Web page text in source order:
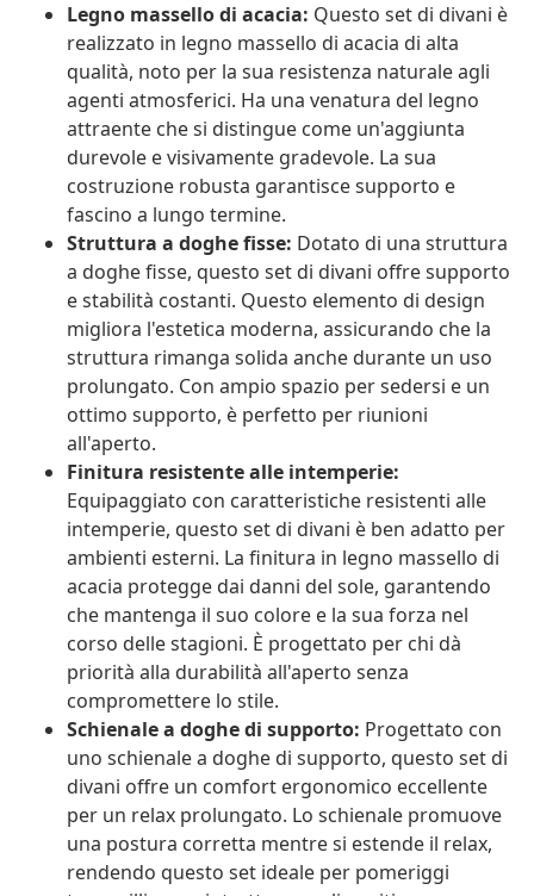
Legno massello di acacia: Questo set di divani è
realizzato in legno massello di acacia di alta
qualità, noto per la sua resistenza naturale agli
agenti atmosferici. Ha una venatura del legno
attraente che si distingue come un'aggiunta
durevole e visivamente gradevole. La sua
costruzione robusta garantisce supporto e
fascino a lungo termine.
Struttura a doghe fisse: Dotato di una struttura
a doghe fisse, questo set di divani offre supporto
e stabilità costanti. Questo elemento di design
migliora l'estetica moderna, assicurando che la
struttura rimanga solida anche durante un uso
prolungato. Con ampio spazio per sedersi e un
ottimo supporto, è perfetto per riunioni
all'aperto.
Finitura resistente alle intemperie:
Equipaggiato con caratteristiche resistenti alle
intemperie, questo set di divani è ben adatto per
ambienti esterni. La finitura in legno massello di
acacia protegge dai danni del sole, garantendo
che mantenga il suo colore e la sua forza nel
corso delle stagioni. È progettato per chi dà
priorità alla durabilità all'aperto senza
compromettere lo stile.
Schienale a doghe di supporto: Progettato con
uno schienale a doghe di supporto, questo set di
divani offre un comfort ergonomico eccellente
per un relax prolungato. Lo schienale promuove
una postura corretta mentre si estende il relax,
rendendo questo set ideale per pomeriggi